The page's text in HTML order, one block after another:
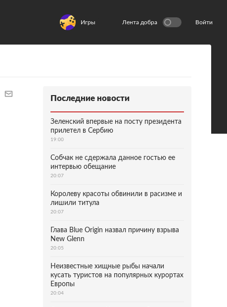
Игры Лента добра Войти
Последние новости
Зеленский впервые на посту президента
прилетел в Сербию
19:00
Собчак не сдержала данное гостью ее
интервью обещание
20:07
Королеву красоты обвинили в расизме и
лишили титула
20:07
Глава Blue Origin назвал причину взрыва
New Glenn
20:05
Неизвестные хищные рыбы начали
кусать туристов на популярных курортах
Европы
20:04